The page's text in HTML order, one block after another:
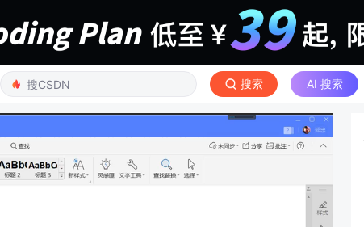
搜索 AI 搜索